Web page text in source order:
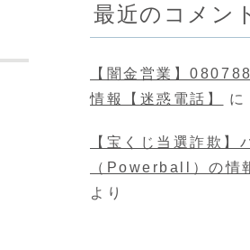
最近のコメン
【闇金営業】
情報【迷惑電話】
【宝くじ当選詐欺】
（Powerball）の情
より